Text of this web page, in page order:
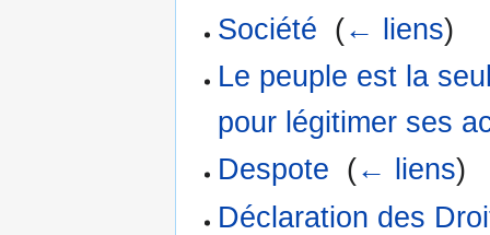
Société (← liens)
Le peuple est la
pour légitimer ses
Despote (← liens)
Déclaration des